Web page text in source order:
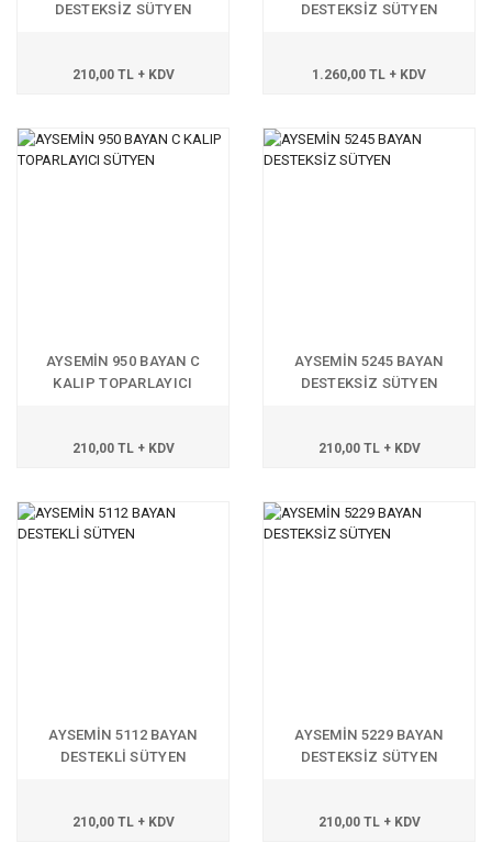
DESTEKSİZ SÜTYEN
210,00 TL + KDV
DESTEKSİZ SÜTYEN
1.260,00 TL + KDV
AYSEMİN 950 BAYAN C
KALIP TOPARLAYICI
210,00 TL + KDV
AYSEMİN 5245 BAYAN
DESTEKSİZ SÜTYEN
210,00 TL + KDV
AYSEMİN 5112 BAYAN
DESTEKLİ SÜTYEN
210,00 TL + KDV
AYSEMİN 5229 BAYAN
DESTEKSİZ SÜTYEN
210,00 TL + KDV